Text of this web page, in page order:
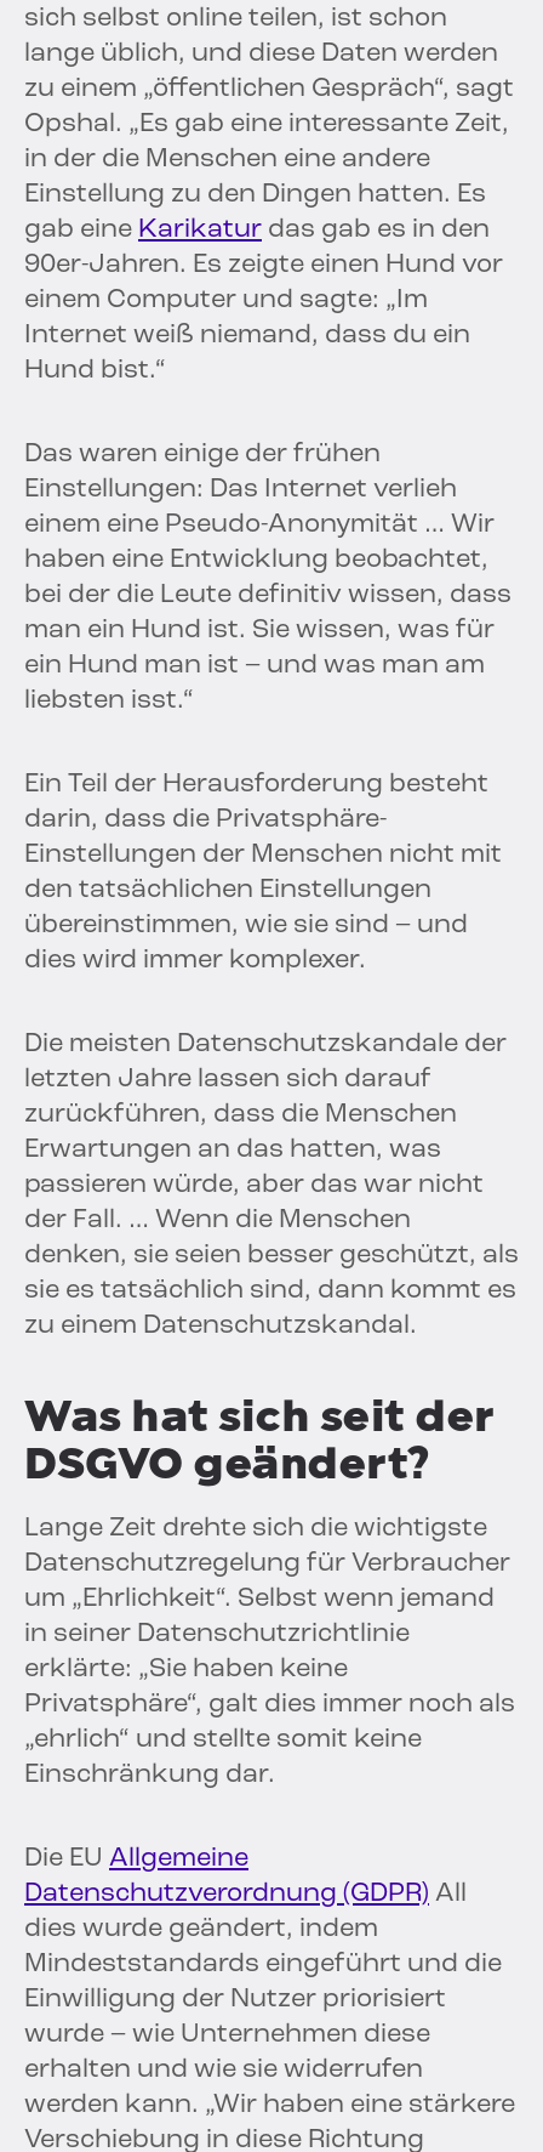
sich selbst online teilen, ist schon
lange üblich, und diese Daten werden
zu einem „öffentlichen Gespräch“, sagt
Opshal. „Es gab eine interessante Zeit,
in der die Menschen eine andere
Einstellung zu den Dingen hatten. Es
gab eine Karikatur das gab es in den
90er-Jahren. Es zeigte einen Hund vor
einem Computer und sagte: „Im
Internet weiß niemand, dass du ein
Hund bist.“
Das waren einige der frühen
Einstellungen: Das Internet verlieh
einem eine Pseudo-Anonymität … Wir
haben eine Entwicklung beobachtet,
bei der die Leute definitiv wissen, dass
man ein Hund ist. Sie wissen, was für
ein Hund man ist – und was man am
liebsten isst.“
Ein Teil der Herausforderung besteht
darin, dass die Privatsphäre-
Einstellungen der Menschen nicht mit
den tatsächlichen Einstellungen
übereinstimmen, wie sie sind – und
dies wird immer komplexer.
Die meisten Datenschutzskandale der
letzten Jahre lassen sich darauf
zurückführen, dass die Menschen
Erwartungen an das hatten, was
passieren würde, aber das war nicht
der Fall. … Wenn die Menschen
denken, sie seien besser geschützt, als
sie es tatsächlich sind, dann kommt es
zu einem Datenschutzskandal.
Was hat sich seit der
DSGVO geändert?
Lange Zeit drehte sich die wichtigste
Datenschutzregelung für Verbraucher
um „Ehrlichkeit“. Selbst wenn jemand
in seiner Datenschutzrichtlinie
erklärte: „Sie haben keine
Privatsphäre“, galt dies immer noch als
„ehrlich“ und stellte somit keine
Einschränkung dar.
Die EU Allgemeine
Datenschutzverordnung (GDPR) All
dies wurde geändert, indem
Mindeststandards eingeführt und die
Einwilligung der Nutzer priorisiert
wurde – wie Unternehmen diese
erhalten und wie sie widerrufen
werden kann. „Wir haben eine stärkere
Verschiebung in diese Richtung